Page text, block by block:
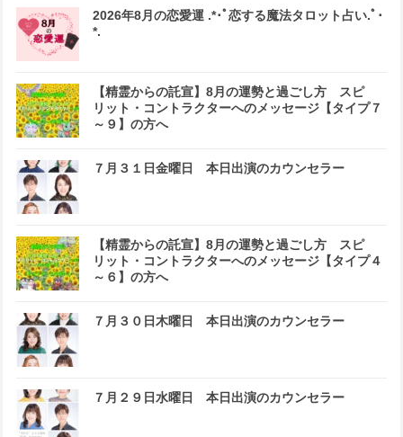
2026年8月の恋愛運 .*･ﾟ恋する魔法タロット占い.ﾟ･
*.
【精霊からの託宣】8月の運勢と過ごし方 スピ
リット・コントラクターへのメッセージ【タイプ７
～９】の方へ
７月３１日金曜日 本日出演のカウンセラー
【精霊からの託宣】8月の運勢と過ごし方 スピ
リット・コントラクターへのメッセージ【タイプ４
～６】の方へ
７月３０日木曜日 本日出演のカウンセラー
７月２９日水曜日 本日出演のカウンセラー